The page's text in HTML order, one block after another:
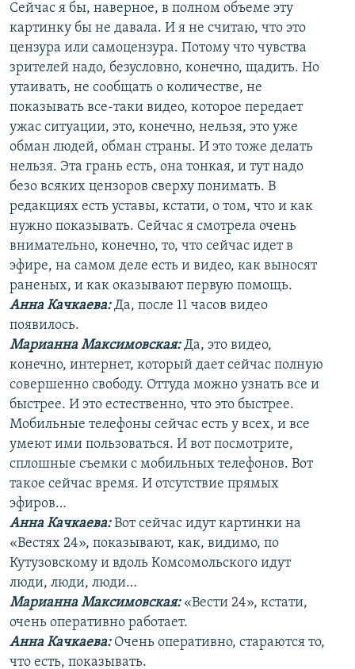
Сейчас я бы, наверное, в полном объеме эту
картинку бы не давала. И я не считаю, что это
цензура или самоцензура. Потому что чувства
зрителей надо, безусловно, конечно, щадить. Но
утаивать, не сообщать о количестве, не
показывать все-таки видео, которое передает
ужас ситуации, это, конечно, нельзя, это уже
обман людей, обман страны. И это тоже делать
нельзя. Эта грань есть, она тонкая, и тут надо
безо всяких цензоров сверху понимать. В
редакциях есть уставы, кстати, о том, что и как
нужно показывать. Сейчас я смотрела очень
внимательно, конечно, то, что сейчас идет в
эфире, на самом деле есть и видео, как выносят
раненых, и как оказывают первую помощь.
Анна Качкаева:Да, после 11 часов видео
появилось.
Марианна Максимовская:Да, это видео,
конечно, интернет, который дает сейчас полную
совершенно свободу. Оттуда можно узнать все и
быстрее. И это естественно, что это быстрее.
Мобильные телефоны сейчас есть у всех, и все
умеют ими пользоваться. И вот посмотрите,
сплошные съемки с мобильных телефонов. Вот
такое сейчас время. И отсутствие прямых
эфиров…
Анна Качкаева:Вот сейчас идут картинки на
«Вестях 24», показывают, как, видимо, по
Кутузовскому и вдоль Комсомольского идут
люди, люди, люди…
Марианна Максимовская:«Вести 24», кстати,
очень оперативно работает.
Анна Качкаева:Очень оперативно, стараются то,
что есть, показывать.